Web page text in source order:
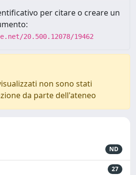
per citare o creare un
20.500.12078/19462
non sono stati
da parte dell'ateneo
ND
27